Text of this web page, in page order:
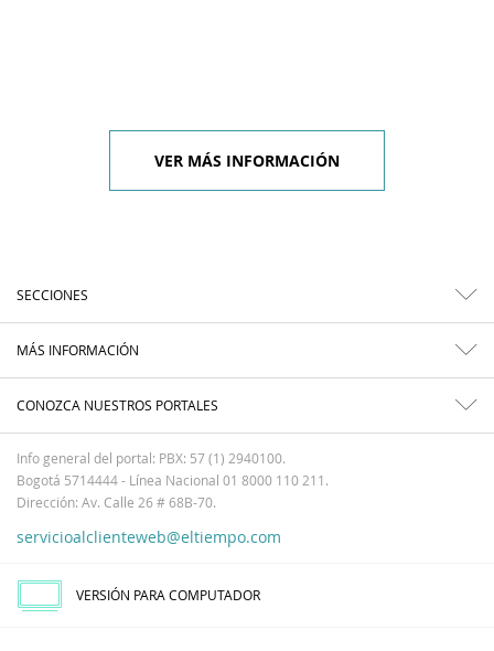
VER MÁS INFORMACIÓN
SECCIONES
MÁS INFORMACIÓN
CONOZCA NUESTROS PORTALES
Info general del portal: PBX: 57 (1) 2940100.
Bogotá 5714444 - Línea Nacional 01 8000 110 211.
Dirección: Av. Calle 26 # 68B-70.
servicioalclienteweb@eltiempo.com
VERSIÓN PARA COMPUTADOR